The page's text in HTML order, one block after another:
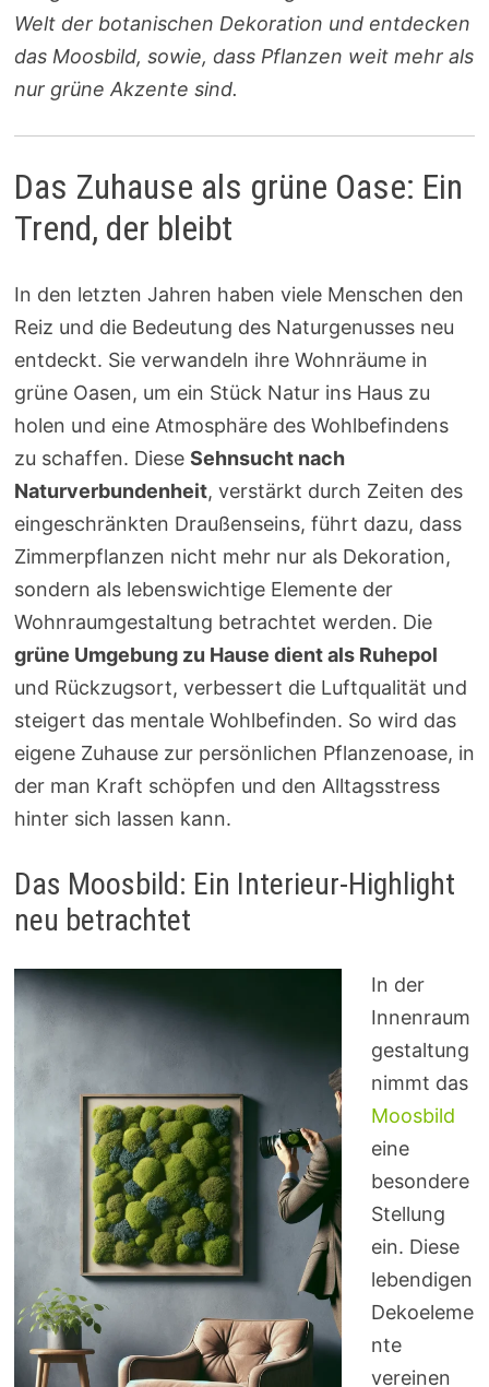
Welt der botanischen Dekoration und entdecken
das Moosbild, sowie, dass Pflanzen weit mehr als
nur grüne Akzente sind.
Das Zuhause als grüne Oase: Ein
Trend, der bleibt
In den letzten Jahren haben viele Menschen den
Reiz und die Bedeutung des Naturgenusses neu
entdeckt. Sie verwandeln ihre Wohnräume in
grüne Oasen, um ein Stück Natur ins Haus zu
holen und eine Atmosphäre des Wohlbefindens
zu schaffen. Diese Sehnsucht nach
Naturverbundenheit, verstärkt durch Zeiten des
eingeschränkten Draußenseins, führt dazu, dass
Zimmerpflanzen nicht mehr nur als Dekoration,
sondern als lebenswichtige Elemente der
Wohnraumgestaltung betrachtet werden. Die
grüne Umgebung zu Hause dient als Ruhepol
und Rückzugsort, verbessert die Luftqualität und
steigert das mentale Wohlbefinden. So wird das
eigene Zuhause zur persönlichen Pflanzenoase, in
der man Kraft schöpfen und den Alltagsstress
hinter sich lassen kann.
Das Moosbild: Ein Interieur-Highlight
neu betrachtet
In der
Innenraum
gestaltung
nimmt das
Moosbild
eine
besondere
Stellung
ein. Diese
lebendigen
Dekoeleme
nte
vereinen